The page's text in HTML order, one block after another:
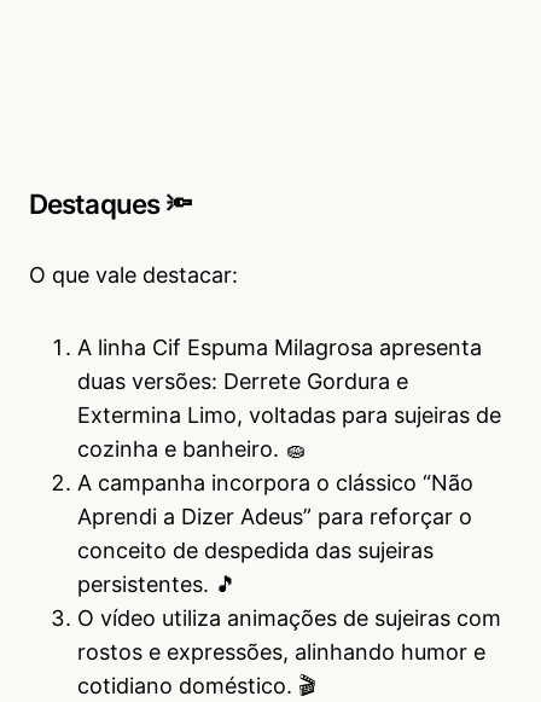
Destaques 🔦
O que vale destacar:
A linha Cif Espuma Milagrosa apresenta
duas versões: Derrete Gordura e
Extermina Limo, voltadas para sujeiras de
cozinha e banheiro. 🧽
A campanha incorpora o clássico “Não
Aprendi a Dizer Adeus” para reforçar o
conceito de despedida das sujeiras
persistentes. 🎵
O vídeo utiliza animações de sujeiras com
rostos e expressões, alinhando humor e
cotidiano doméstico. 🎬